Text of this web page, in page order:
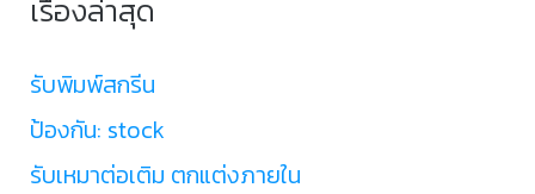
เรื่องล่าสุด
รับพิมพ์สกรีน
ป้องกัน: stock
รับเหมาต่อเติม ตกแต่งภายใน